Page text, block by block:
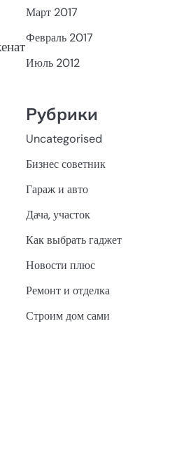
Март 2017
Февраль 2017
Июль 2012
Рубрики
Uncategorised
Бизнес советник
Гараж и авто
Дача, участок
Как выбрать гаджет
Новости плюс
Ремонт и отделка
Строим дом сами